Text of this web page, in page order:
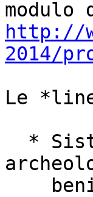
http://
2014/
Le